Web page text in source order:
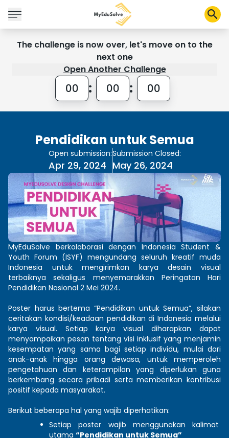
Corporate Solutions
Shop
My Cart
Profile
The challenge is now over, let's move on to the
next one
Open Another Challenge
00 : 00 : 00
Pendidikan untuk Semua
Open submission:
Apr 29, 2024
Submission Closed:
May 26, 2024
MyEduSolve berkolaborasi dengan Indonesia Student &
Youth Forum (ISYF) mengundang seluruh kreatif muda
Indonesia untuk mengirimkan karya desain visual
terbaiknya sekaligus menyemarakkan Peringatan Hari
Pendidikan Nasional 2 Mei 2024.
Poster harus bertema “Pendidikan untuk Semua”, silakan
ceritakan kondisi/keadaan pendidikan di Indonesia melalui
karya visual. Setiap karya visual diharapkan dapat
menyampaikan pesan tentang visi inklusif yang menjamin
kesempatan yang sama bagi setiap individu, mulai dari
anak-anak hingga orang dewasa, untuk memperoleh
pengetahuan dan keterampilan yang diperlukan guna
berkembang secara pribadi serta memberikan kontribusi
positif kepada masyarakat.
Berikut beberapa hal yang wajib diperhatikan:
Setiap poster wajib menggunakan kalimat
utama “Pendidikan untuk Semua”